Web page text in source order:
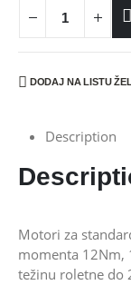
DODAJ NA LISTU
Description
Motori za
momenta 12Nm,
težinu roletne do